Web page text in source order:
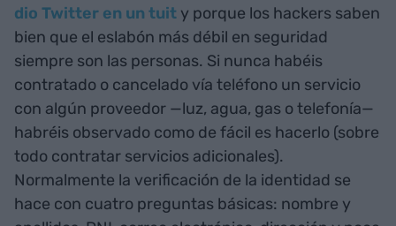
dio Twitter en un tuit y porque los hackers saben
bien que el eslabón más débil en seguridad
siempre son las personas. Si nunca habéis
contratado o cancelado vía teléfono un servicio
con algún proveedor —luz, agua, gas o telefonía—
habréis observado como de fácil es hacerlo (sobre
todo contratar servicios adicionales).
Normalmente la verificación de la identidad se
hace con cuatro preguntas básicas: nombre y